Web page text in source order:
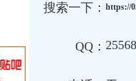
搜索一下： https://
QQ：